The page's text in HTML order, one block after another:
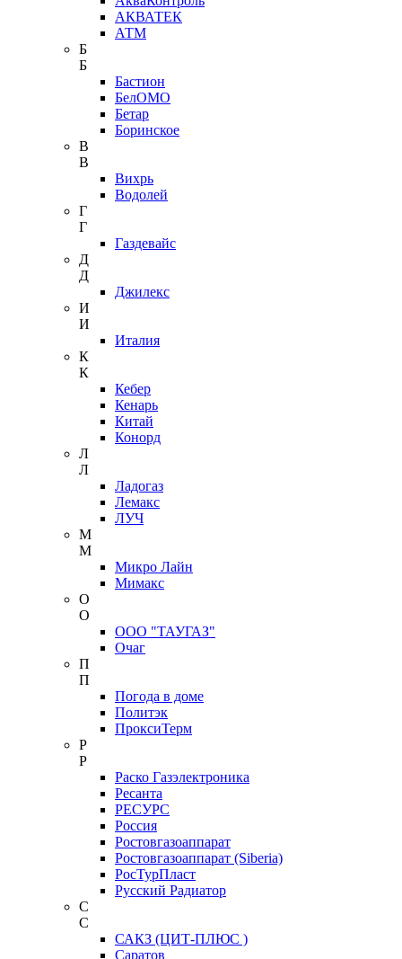
АКВАТЕК
АТМ
Б
Б
Бастион
БелОМО
Бетар
Боринское
В
В
Вихрь
Водолей
Г
Г
Газдевайс
Д
Д
Джилекс
И
И
Италия
К
К
Кебер
Кенарь
Китай
Конорд
Л
Л
Ладогаз
Лемакс
ЛУЧ
М
М
Микро Лайн
Мимакс
О
О
ООО "ТАУГАЗ"
Очаг
П
П
Погода в доме
Политэк
ПроксиТерм
Р
Р
Раско Газэлектроника
Ресанта
РЕСУРС
Россия
Ростовгазоаппарат
Ростовгазоаппарат (Siberia)
РосТурПласт
Русский Радиатор
С
С
САКЗ (ЦИТ-ПЛЮС )
Саратов